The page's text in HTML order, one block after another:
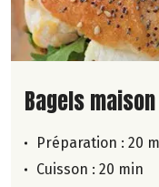
Lire la suite
Bagels
Préparation : 20
Cuisson : 20 min